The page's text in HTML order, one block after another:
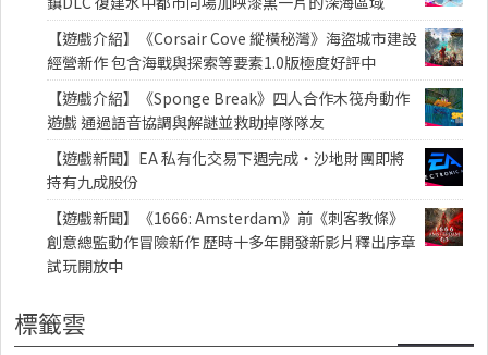
【遊戲介紹】《Corsair Cove 縱橫秘灣》海盜城市建設
經營新作 包含海戰與探索等要素1.0版極度好評中
【遊戲介紹】《Sponge Break》四人合作木筏舟動作
遊戲 通過語音協調與解謎並救助掉隊隊友
【遊戲新聞】EA 私有化交易下週完成・沙地財團即將
持有九成股份
【遊戲新聞】《1666: Amsterdam》前《刺客教條》
創意總監動作冒險新作 歷時十多年開發新影片釋出序章
試玩開放中
標籤雲